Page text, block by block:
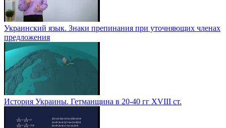
Украинский язык. Знаки препинания при уточняющих членах
предложения
История Украины. Гетманщина в 20-40 гг ХVІІІ ст.